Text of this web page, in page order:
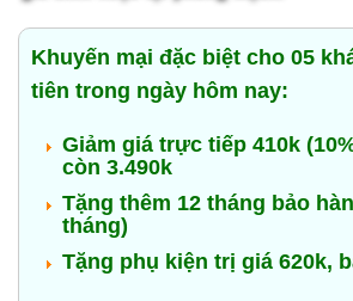
Khuyến mại đặc biệt cho 05
tiên trong ngày hôm nay:
Giảm giá trực tiếp 410k
còn 3.490k
Tặng thêm 12 tháng bảo
tháng)
Tặng phụ kiện trị giá 620k,